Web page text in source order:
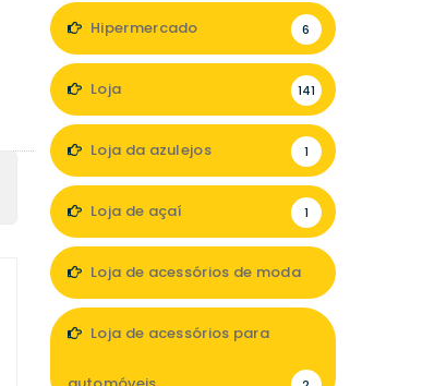
Hipermercado 6
Loja 141
Loja da azulejos 1
Loja de açaí 1
Loja de acessórios de moda
Loja de acessórios para